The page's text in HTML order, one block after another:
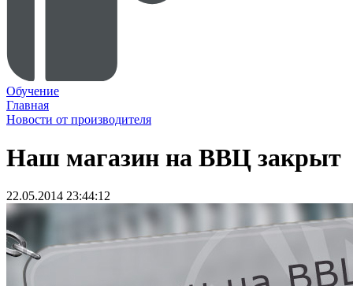
Обучение
Главная
Новости от производителя
Наш магазин на ВВЦ закрыт
22.05.2014 23:44:12